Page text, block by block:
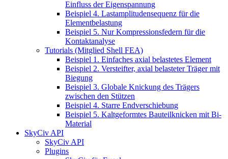
Einfluss der Eigenspannung
Beispiel 4. Lastamplitudensequenz für die
Elementbelastung
Beispiel 5. Nur Kompressionsfedern für die
Kontaktanalyse
Tutorials (Mitglied Shell FEA)
Beispiel 1. Einfaches axial belastetes Element
Beispiel 2. Versteifter, axial belasteter Träger mit
Biegung
Beispiel 3. Globale Knickung des Trägers
zwischen den Stützen
Beispiel 4. Starre Endverschiebung
Beispiel 5. Kaltgeformtes Bauteilknicken mit Bi-
Material
SkyCiv API
SkyCiv API
Plugins